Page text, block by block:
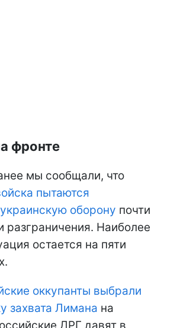
фронте
мы сообщали, что
пытаются
оборону почти
разграничения. Наиболее
остается на пяти
оккупанты выбрали
захвата Лимана на
ДРГ давят в